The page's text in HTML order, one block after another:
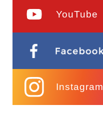
YouTube
Instagram